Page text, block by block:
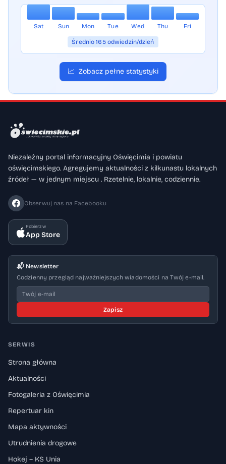
Sat Sun Mon Tue Wed Thu Fri
Średnio 165 odwiedzin/dzień
📈 Zobacz pełne statystyki
Niezależny portal informacyjny Oświęcimia i powiatu
oświęcimskiego. Agregujemy aktualności z kilkunastu lokalnych
źródeł — w jednym miejscu . Rzetelnie, lokalnie, codziennie.
Obserwuj nas na Facebooku
Pobierz w
App Store
📬 Newsletter
Codzienny przegląd najważniejszych wiadomości na Twój e-mail.
Zapisz
SERWIS
Strona główna
Aktualności
Fotogaleria z Oświęcimia
Repertuar kin
Mapa aktywności
Utrudnienia drogowe
Hokej – KS Unia